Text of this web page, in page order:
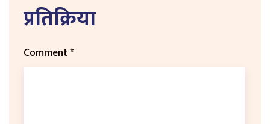
प्रतिक्रिया
Comment*